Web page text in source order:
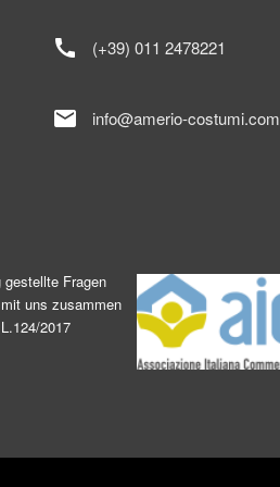
call (+39) 011 2478221
mail info@amerio-costumi.com
gestellte Fragen
uns zusammen
2017